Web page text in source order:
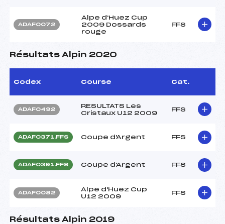
ADAF0072
Alpe d'Huez Cup
2009 Dossards
rouge
FFS
Résultats Alpin 2020
Codex Course Cat.
ADAF0492
RESULTATS Les
Cristaux U12 2009
FFS
ADAF0371.FFS Coupe d'Argent FFS
ADAF0391.FFS Coupe d'Argent FFS
ADAF0082
Alpe d'Huez Cup
U12 2009
FFS
Résultats Alpin 2019